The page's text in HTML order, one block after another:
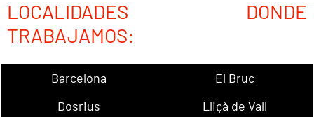
LOCALIDADES DONDE
TRABAJAMOS:
Barcelona
El Bruc
Dosrius
Lliçà de Vall